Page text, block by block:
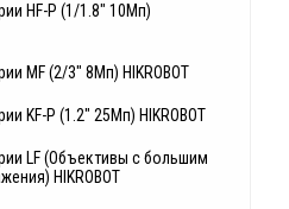
HF-P (1/1.8" 10Мп)
MF (2/3" 8Мп) HIKROBOT
KF-P (1.2" 25Мп) HIKROBOT
LF (Объективы с большим
HIKROBOT